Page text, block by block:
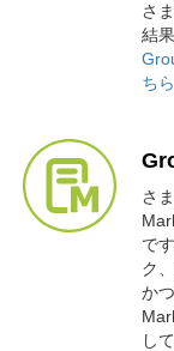
さ
結
ちら
さ
で
ク
か
し